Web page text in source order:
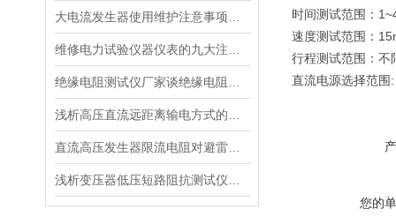
时间测试范围：
速度测试范围：
行程测试范围：不
直流电源选择范围
您的